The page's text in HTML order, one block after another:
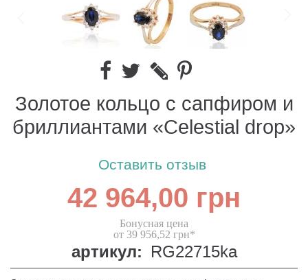
Золотое кольцо с сапфиром и
бриллиантами «Celestial drop»
Оставить отзыв
42 964,00 грн
Бонусная цена
от 39 956,52 грн*
артикул: RG22715ka